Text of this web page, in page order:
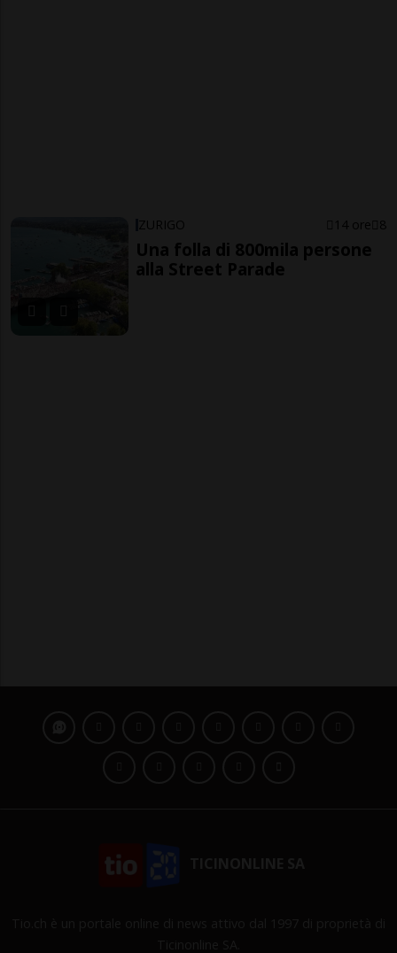
ZURIGO 14 ore 8
Una folla di 800mila persone
alla Street Parade